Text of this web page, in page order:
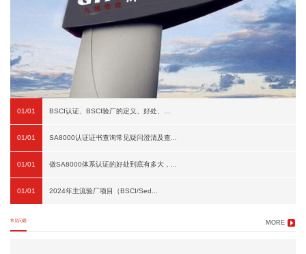
01/01 BSCI认证、BSCI验厂的定义、好处、...
01/01 SA8000认证证书查询常见疑问澄清及查...
01/01 做SA8000体系认证的好处到底有多大，...
01/01 2024年主流验厂项目（BSCI/Sed...
常见问题 MORE